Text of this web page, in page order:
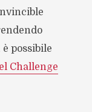
possibile
Challenge